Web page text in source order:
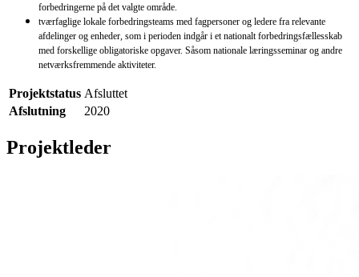
forbedringerne på det valgte område.
tværfaglige lokale forbedringsteams med fagpersoner og ledere fra relevante
afdelinger og enheder, som i perioden indgår i et nationalt forbedringsfællesskab
med forskellige obligatoriske opgaver. Såsom nationale læringsseminar og andre
netværksfremmende aktiviteter.
Projektstatus Afsluttet
Afslutning
2020
Projektleder